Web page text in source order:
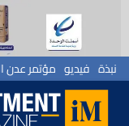
نبذة فيديو مؤتمر عدن